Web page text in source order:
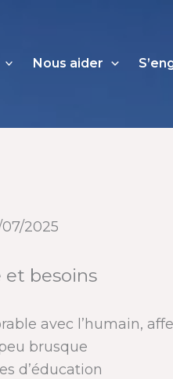
Nous aider
2025
et besoins
avec l’humain,
brusque
d’éducation